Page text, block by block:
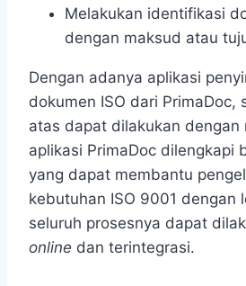
Melakukan identifikasi
dengan maksud atau
Dengan adanya aplikasi
dokumen ISO dari PrimaDoc,
atas dapat dilakukan dengan
aplikasi PrimaDoc dilengkapi
yang dapat membantu
kebutuhan ISO 9001 dengan
seluruh prosesnya dapat
online dan terintegrasi.